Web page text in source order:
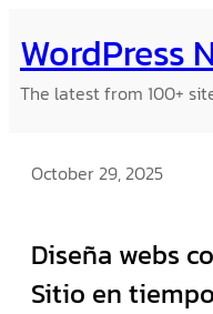
to
content
WordPress
The latest from 100+
October 29, 2025
Diseña webs
Sitio en